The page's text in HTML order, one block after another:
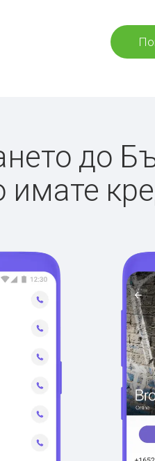
до
имате